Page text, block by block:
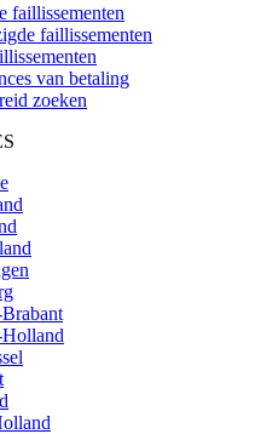
faillissementen
faillissementen
van betaling
zoeken